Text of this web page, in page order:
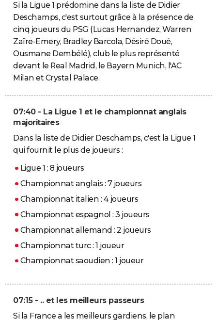
Si la Ligue 1 prédomine dans la liste de Didier
Deschamps, c'est surtout grâce à la présence de
cinq joueurs du PSG (Lucas Hernandez, Warren
Zaïre-Emery, Bradley Barcola, Désiré Doué,
Ousmane Dembélé), club le plus représenté
devant le Real Madrid, le Bayern Munich, l'AC
Milan et Crystal Palace.
07:40 - La Ligue 1 et le championnat anglais
majoritaires
Dans la liste de Didier Deschamps, c'est la Ligue 1
qui fournit le plus de joueurs :
Ligue 1 : 8 joueurs
Championnat anglais : 7 joueurs
Championnat italien : 4 joueurs
Championnat espagnol : 3 joueurs
Championnat allemand : 2 joueurs
Championnat turc : 1 joueur
Championnat saoudien : 1 joueur
07:15 - .. et les meilleurs passeurs
Si la France a les meilleurs gardiens, le plan